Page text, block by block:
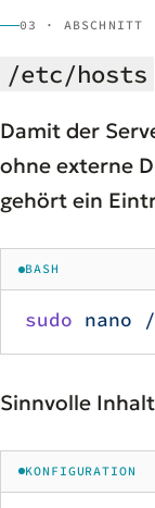
03 · ABSCHNITT
/etc/hosts
Damit der
ohne externe
gehört ein
BASH
sudo nano
Sinnvolle
KONFIGURATION